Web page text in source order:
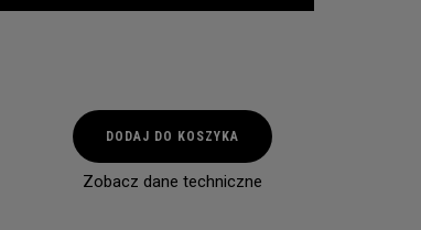
ilość
Cool
Flame
2.0
DODAJ DO KOSZYKA
Zobacz dane techniczne